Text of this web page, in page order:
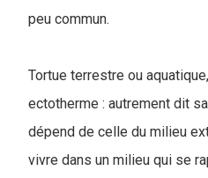
peu commun.
Tortue terrestre ou
ectotherme : autrement dit
dépend de celle du milieu
vivre dans un milieu qui se